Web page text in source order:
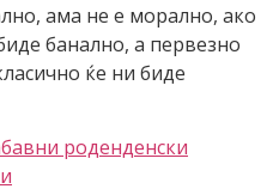
ама не е морално, ако
банално, а первезно
ќе ни биде
роденденски